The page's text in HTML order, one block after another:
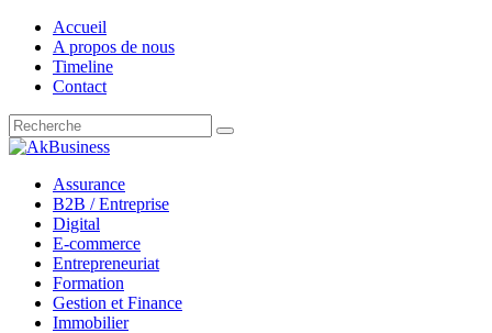
Accueil
A propos de nous
Timeline
Contact
Assurance
B2B / Entreprise
Digital
E-commerce
Entrepreneuriat
Formation
Gestion et Finance
Immobilier